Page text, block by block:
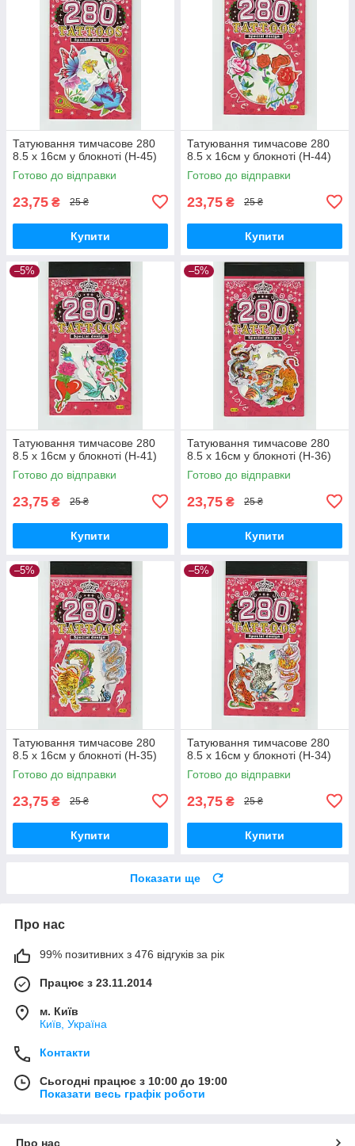
Татуювання тимчасове 280
8.5 х 16см у блокноті (H-45)
Готово до відправки
23,75 ₴ 25 ₴
Купити
Татуювання тимчасове 280
8.5 х 16см у блокноті (H-44)
Готово до відправки
23,75 ₴ 25 ₴
Купити
–5%
Татуювання тимчасове 280
8.5 х 16см у блокноті (H-41)
Готово до відправки
23,75 ₴ 25 ₴
Купити
–5%
Татуювання тимчасове 280
8.5 х 16см у блокноті (H-36)
Готово до відправки
23,75 ₴ 25 ₴
Купити
–5%
Татуювання тимчасове 280
8.5 х 16см у блокноті (H-35)
Готово до відправки
23,75 ₴ 25 ₴
Купити
–5%
Татуювання тимчасове 280
8.5 х 16см у блокноті (H-34)
Готово до відправки
23,75 ₴ 25 ₴
Купити
Показати ще
Про нас
99% позитивних з 476 відгуків за рік
Працює з 23.11.2014
м. Київ
Київ, Україна
Контакти
Сьогодні працює з 10:00 до 19:00
Показати весь графік роботи
Про нас